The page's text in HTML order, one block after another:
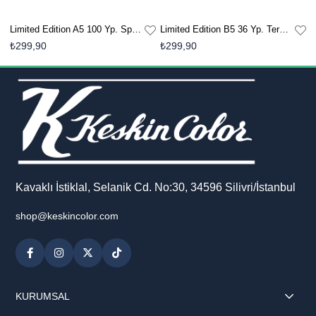
Limited Edition B5 36 Yp. Terzi Dikişli Defter - 2li Monet
₺299,90
Limited Edition B5 36 Yp. Terzi Dikişi - 2li Matisse
₺299,90
Kavaklı İstiklal, Selanik Cd. No:30, 34596 Silivri/İstanbul
shop@keskincolor.com
KURUMSAL